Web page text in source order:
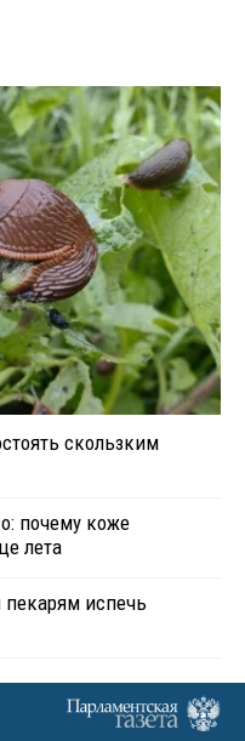
скользким
почему коже
лета
пекарям испечь